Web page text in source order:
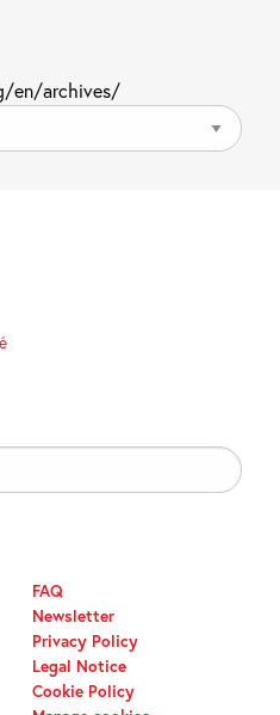
en/archives/
FAQ
Newsletter
Privacy Policy
Legal Notice
Cookie Policy